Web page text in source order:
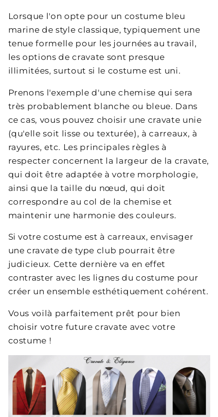
Lorsque l'on opte pour un costume bleu
marine de style classique, typiquement une
tenue formelle pour les journées au travail,
les options de cravate sont presque
illimitées, surtout si le costume est uni.
Prenons l'exemple d'une chemise qui sera
très probablement blanche ou bleue. Dans
ce cas, vous pouvez choisir une cravate unie
(qu'elle soit lisse ou texturée), à carreaux, à
rayures, etc. Les principales règles à
respecter concernent la largeur de la cravate,
qui doit être adaptée à votre morphologie,
ainsi que la taille du nœud, qui doit
correspondre au col de la chemise et
maintenir une harmonie des couleurs.
Si votre costume est à carreaux, envisager
une cravate de type club pourrait être
judicieux. Cette dernière va en effet
contraster avec les lignes du costume pour
créer un ensemble esthétiquement cohérent.
Vous voilà parfaitement prêt pour bien
choisir votre future cravate avec votre
costume !